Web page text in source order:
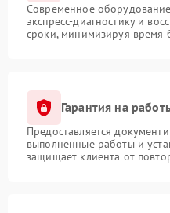
Современное
экспресс-диагностику и
сроки, минимизируя время
Гарантия на
Предоставляется
выполненные работы и
защищает клиента от